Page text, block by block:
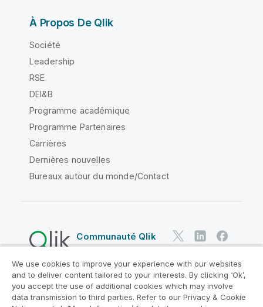
À Propos De Qlik
Société
Leadership
RSE
DEI&B
Programme académique
Programme Partenaires
Carrières
Dernières nouvelles
Bureaux autour du monde/Contact
Communauté Qlik
Contrats juridiques
Conditions d'utilisation des produits
Legal Policies
Conditions légales
We use cookies to improve your experience with our websites
and to deliver content tailored to your interests. By clicking ‘Ok’,
you accept the use of additional cookies which may involve
data transmission to third parties. Refer to our Privacy & Cookie